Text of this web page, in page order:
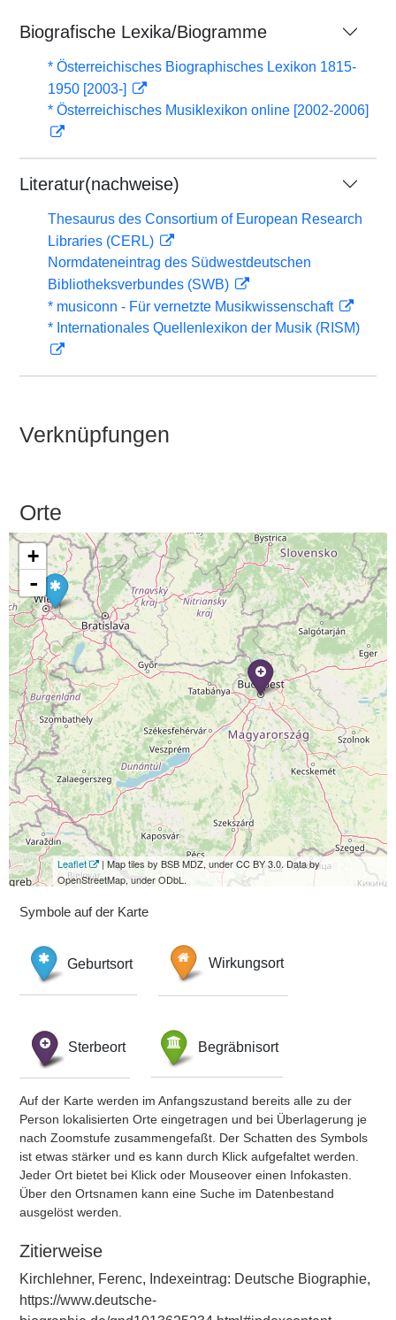
Biografische Lexika/Biogramme
* Österreichisches Biographisches Lexikon 1815-
1950 [2003-]
* Österreichisches Musiklexikon online [2002-2006]
Literatur(nachweise)
Thesaurus des Consortium of European Research
Libraries (CERL)
Normdateneintrag des Südwestdeutschen
Bibliotheksverbundes (SWB)
* musiconn - Für vernetzte Musikwissenschaft
* Internationales Quellenlexikon der Musik (RISM)
Verknüpfungen
Orte
+
-
Leaflet
| Map tiles by BSB MDZ, under CC BY 3.0. Data by
OpenStreetMap, under ODbL.
Symbole auf der Karte
Geburtsort Wirkungsort
Sterbeort Begräbnisort
Auf der Karte werden im Anfangszustand bereits alle zu der
Person lokalisierten Orte eingetragen und bei Überlagerung je
nach Zoomstufe zusammengefaßt. Der Schatten des Symbols
ist etwas stärker und es kann durch Klick aufgefaltet werden.
Jeder Ort bietet bei Klick oder Mouseover einen Infokasten.
Über den Ortsnamen kann eine Suche im Datenbestand
ausgelöst werden.
Zitierweise
Kirchlehner, Ferenc, Indexeintrag: Deutsche Biographie,
https://www.deutsche-